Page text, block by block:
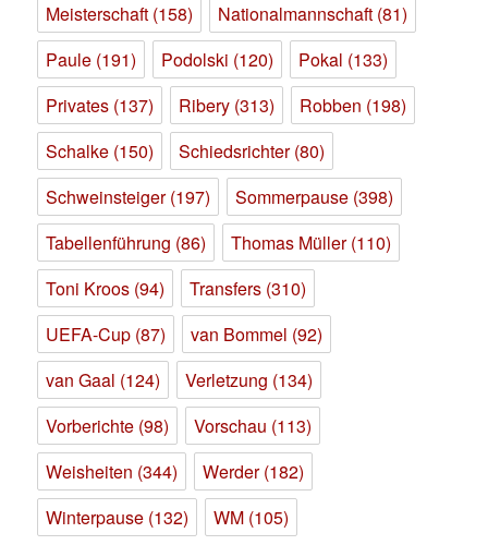
Meisterschaft (158) Nationalmannschaft (81)
Paule (191) Podolski (120) Pokal (133)
Privates (137) Ribery (313) Robben (198)
Schalke (150) Schiedsrichter(80)
Schweinsteiger(197) Sommerpause (398)
Tabellenführung (86) Thomas Müller(110)
Toni Kroos (94) Transfers (310)
UEFA-Cup (87) van Bommel (92)
van Gaal (124) Verletzung (134)
Vorberichte (98) Vorschau (113)
Weisheiten (344) Werder(182)
Winterpause (132) WM (105)